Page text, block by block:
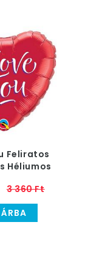
Feliratos
Héliumos
3 360 Ft